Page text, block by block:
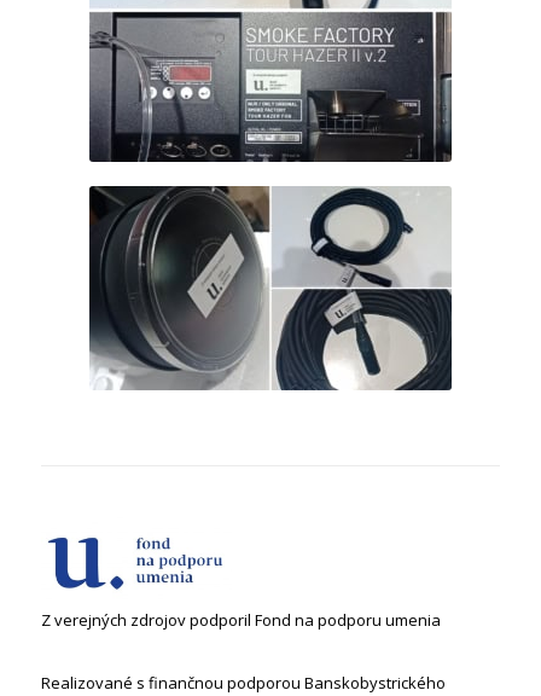
Z verejných zdrojov podporil Fond na podporu umenia
Realizované s finančnou podporou Banskobystrického